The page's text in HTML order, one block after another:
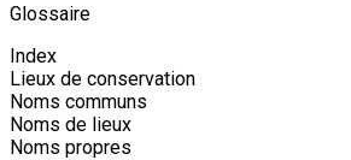
Glossaire
Index
Lieux de conservation
Noms communs
Noms de lieux
Noms propres